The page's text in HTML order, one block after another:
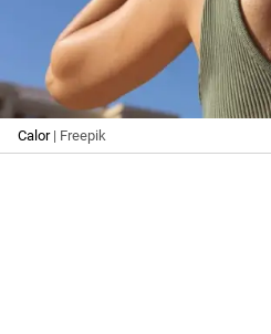
Calor| Freepik